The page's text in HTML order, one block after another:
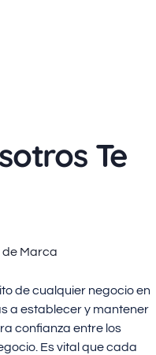
Te
de Marca
de cualquier negocio en
a establecer y mantener
confianza entre los
Es vital que cada